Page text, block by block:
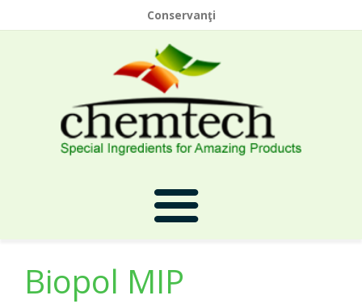
Conservanţi
Prima Pagina
Biopol MIP